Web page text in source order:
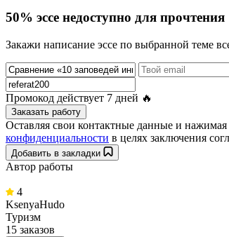
50% эссе недоступно для прочтения
Закажи написание эссе по выбранной теме
Промокод действует 7 дней 🔥
Заказать работу
Оставляя свои контактные данные и
конфиденциальности в целях заключения
Добавить в закладки
Автор работы
4
KsenyaHudo
Туризм
15 заказов